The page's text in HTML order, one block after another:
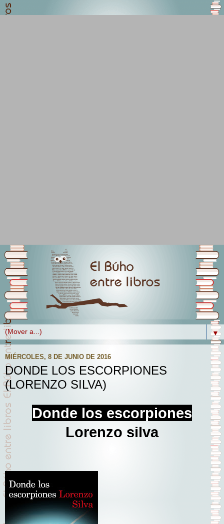
▼
MIÉRCOLES, 8 DE JUNIO DE 2016
DONDE LOS ESCORPIONES
(LORENZO SILVA)
Donde los escorpiones
Lorenzo silva